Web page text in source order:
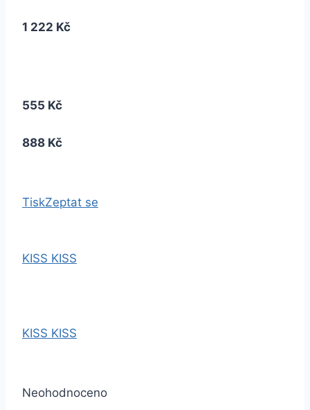
1 222 Kč
555 Kč
888 Kč
TiskZeptat se
KISS KISS
KISS KISS
Neohodnoceno